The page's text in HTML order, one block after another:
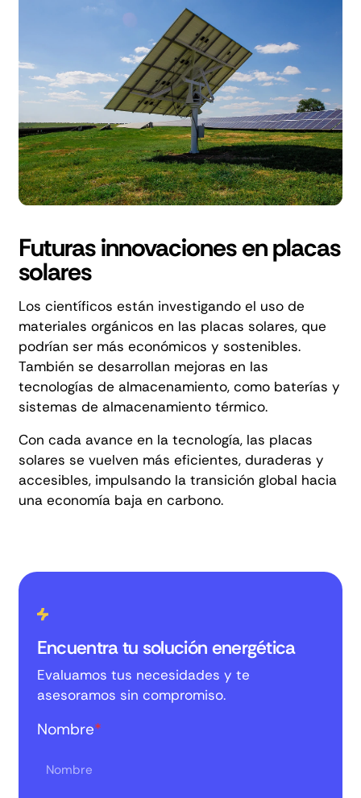
Futuras innovaciones en placas
solares
Los científicos están investigando el uso de
materiales orgánicos en las placas solares, que
podrían ser más económicos y sostenibles.
También se desarrollan mejoras en las
tecnologías de almacenamiento, como baterías y
sistemas de almacenamiento térmico.
Con cada avance en la tecnología, las placas
solares se vuelven más eficientes, duraderas y
accesibles, impulsando la transición global hacia
una economía baja en carbono.
Encuentra tu solución energética
Evaluamos tus necesidades y te
asesoramos sin compromiso.
Nombre*